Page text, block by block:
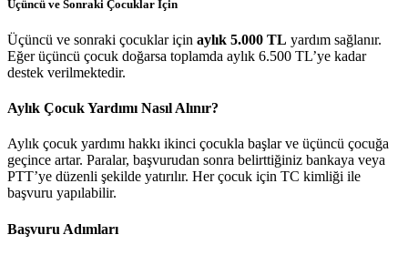
Üçüncü ve Sonraki Çocuklar İçin
Üçüncü ve sonraki çocuklar için aylık 5.000 TL yardım sağlanır.
Eğer üçüncü çocuk doğarsa toplamda aylık 6.500 TL’ye kadar
destek verilmektedir.
Aylık Çocuk Yardımı Nasıl Alınır?
Aylık çocuk yardımı hakkı ikinci çocukla başlar ve üçüncü çocuğa
geçince artar. Paralar, başvurudan sonra belirttiğiniz bankaya veya
PTT’ye düzenli şekilde yatırılır. Her çocuk için TC kimliği ile
başvuru yapılabilir.
Başvuru Adımları